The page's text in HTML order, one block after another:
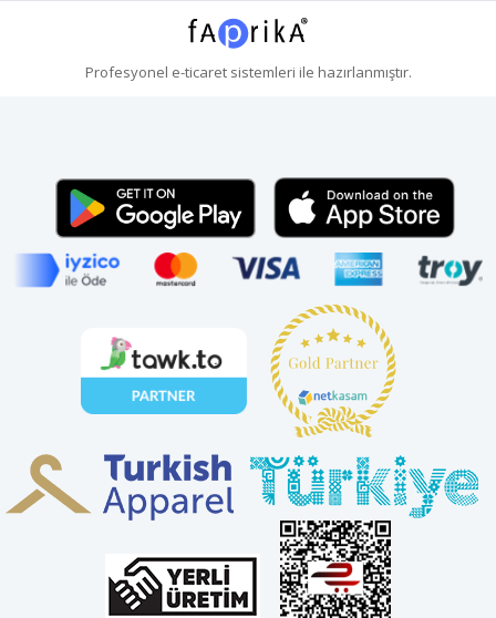
Profesyonel e-ticaretsistemleri ile hazırlanmıştır.